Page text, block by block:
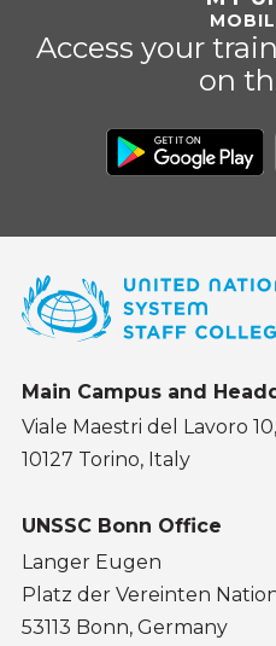
Access your
on
Main Campus and
Viale Maestri del Lavoro 10,
10127 Torino, Italy
UNSSC Bonn Office
Langer Eugen
Platz der Vereinten
53113 Bonn, Germany